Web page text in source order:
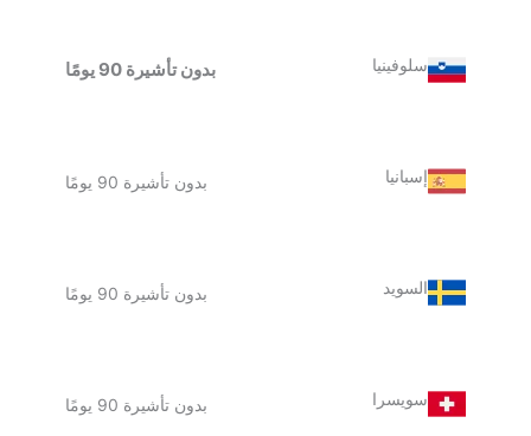
سلوفينيا بدون تأشيرة 90 يومًا
إسبانيا بدون تأشيرة 90 يومًا
السويد بدون تأشيرة 90 يومًا
سويسرا بدون تأشيرة 90 يومًا